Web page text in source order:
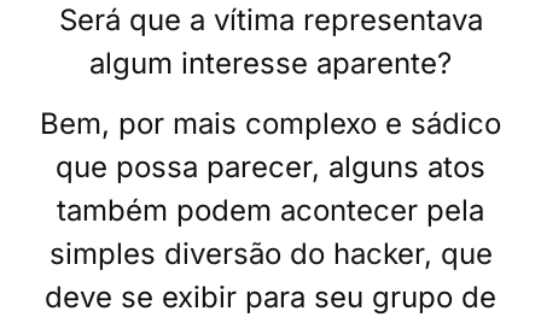
Será que a vítima representava
algum interesse aparente?
Bem, por mais complexo e sádico
que possa parecer, alguns atos
também podem acontecer pela
simples diversão do hacker, que
deve se exibir para seu grupo de